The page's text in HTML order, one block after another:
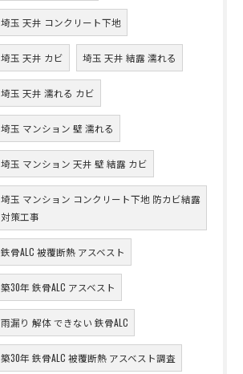
埼玉 天井 コンクリート下地
埼玉 天井 カビ 埼玉 天井 結露 濡れる
埼玉 天井 濡れる カビ
埼玉 マンション 壁 濡れる
埼玉 マンション 天井 壁 結露 カビ
埼玉 マンション コンクリート下地 防カビ結露
対策工事
鉄骨ALC 被覆断熱 アスベスト
築30年 鉄骨ALC アスベスト
雨漏り 解体 できない 鉄骨ALC
築30年 鉄骨ALC 被覆断熱 アスベスト調査